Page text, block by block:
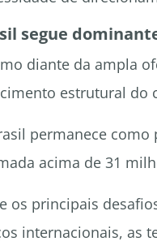
segue
diante da ampla
estrutural do
permanece
acima de 31
os principais
internacionais, as